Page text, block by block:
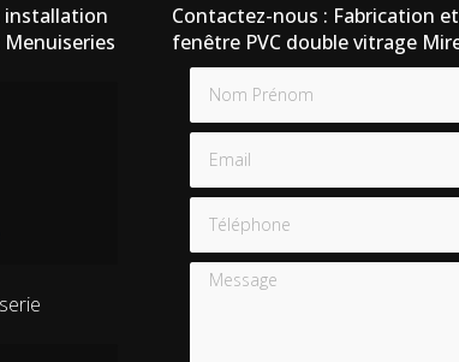
installation
Contactez-nous : Fabrication
fenêtre PVC double vitrage
Nom Prénom
Email
Téléphone
Message